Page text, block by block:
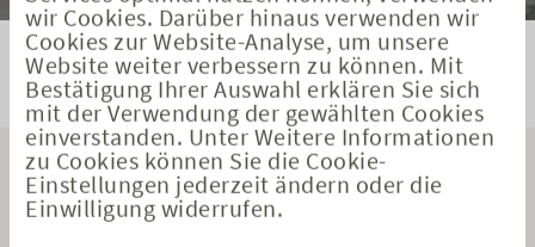
wir Cookies. Darüber hinaus verwenden wir
Cookies zur Website-Analyse, um unsere
Website weiter verbessern zu können. Mit
Bestätigung Ihrer Auswahl erklären Sie sich
mit der Verwendung der gewählten Cookies
einverstanden. Unter Weitere Informationen
zu Cookies können Sie die Cookie-
Einstellungen jederzeit ändern oder die
Einwilligung widerrufen.
Die beliebtesten Artikel